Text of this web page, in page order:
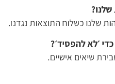
כשלוח התוצאות נגדנו.
׳לא להפסיד׳?
שיאים אישיים.